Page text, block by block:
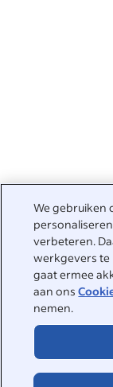
We gebruiken
verbeteren.
werkgevers te
gaat ermee
aan ons
nemen.